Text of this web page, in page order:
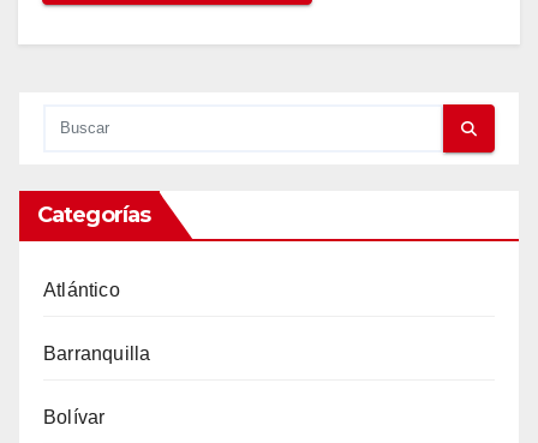
Categorías
Atlántico
Barranquilla
Bolívar